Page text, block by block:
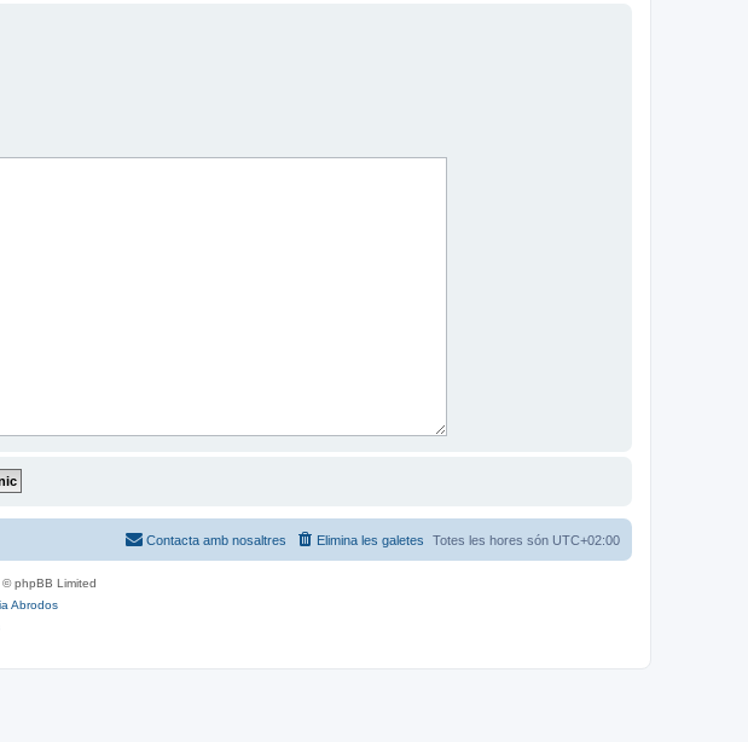
Totes les hores són UTC+02:00
Elimina les galetes
Contacta amb nosaltres
phpBB Limited
Abrodos